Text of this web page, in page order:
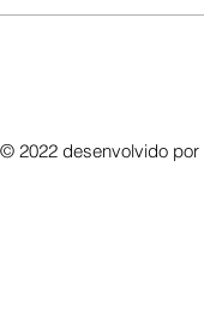
© 2022 desenvolvido por